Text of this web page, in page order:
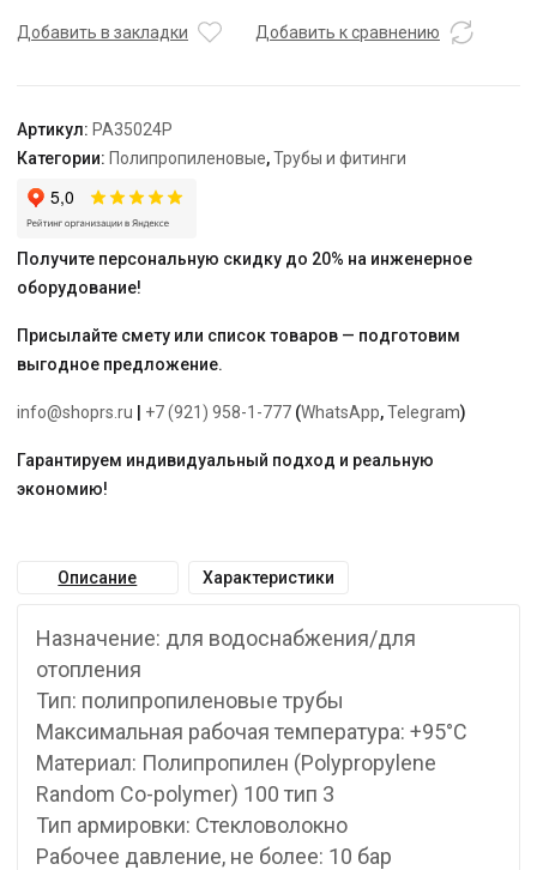
RUBIS
"PRO
AQUA"
Добавить в закладки Добавить к сравнению
Артикул: PA35024P
Категории: Полипропиленовые,Трубы и фитинги
Получите персональную скидку до 20% на инженерное
оборудование!
Присылайте смету или список товаров — подготовим
выгодное предложение.
info@shoprs.ru +7 (921) 958-1-777 (WhatsApp,Telegram)
Гарантируем индивидуальный подход и реальную
экономию!
Описание Характеристики
Назначение: для водоснабжения/для
отопления
Тип: полипропиленовые трубы
Максимальная рабочая температура: +95°С
Материал: Полипропилен (Polypropylene
Random Co-polymer) 100 тип 3
Тип армировки: Стекловолокно
Рабочее давление, не более: 10 бар